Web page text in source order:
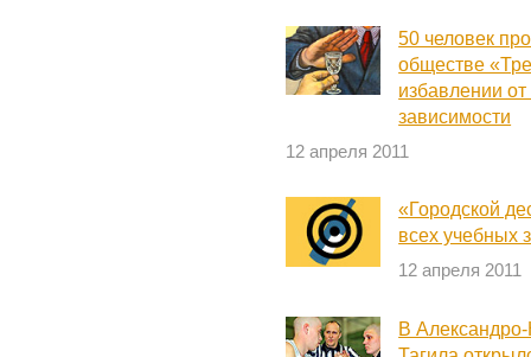
50 человек
обществе
избавлении
зависимости
12 апреля 2011
«Городской
всех учебных
12 апреля 2011
В